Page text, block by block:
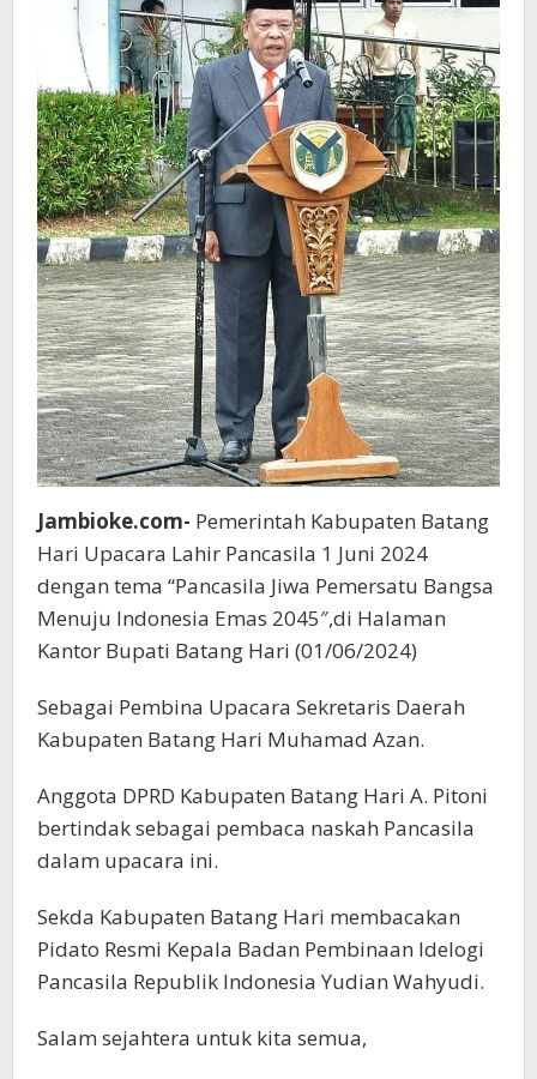
Jambioke.com- Pemerintah Kabupaten Batang
Hari Upacara Lahir Pancasila 1 Juni 2024
dengan tema “Pancasila Jiwa Pemersatu Bangsa
Menuju Indonesia Emas 2045″,di Halaman
Kantor Bupati Batang Hari (01/06/2024)
Sebagai Pembina Upacara Sekretaris Daerah
Kabupaten Batang Hari Muhamad Azan.
Anggota DPRD Kabupaten Batang Hari A. Pitoni
bertindak sebagai pembaca naskah Pancasila
dalam upacara ini.
Sekda Kabupaten Batang Hari membacakan
Pidato Resmi Kepala Badan Pembinaan Idelogi
Pancasila Republik Indonesia Yudian Wahyudi.
Salam sejahtera untuk kita semua,